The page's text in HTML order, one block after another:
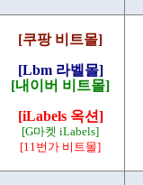
[쿠팡 비트몰]
[Lbm 라벨몰]
[내이버 비트몰]
[iLabels 옥션]
[G마켓 iLabels]
[11번가 비트몰]